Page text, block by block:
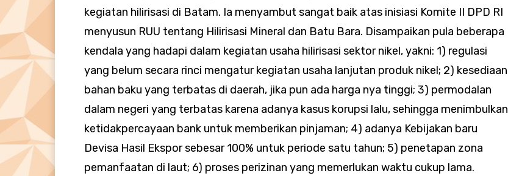
kegiatan hilirisasi di Batam. Ia menyambut sangat baik atas inisiasi Komite II DPD RI
menyusun RUU tentang Hilirisasi Mineral dan Batu Bara. Disampaikan pula beberapa
kendala yang hadapi dalam kegiatan usaha hilirisasi sektor nikel, yakni: 1) regulasi
yang belum secara rinci mengatur kegiatan usaha lanjutan produk nikel; 2) kesediaan
bahan baku yang terbatas di daerah, jika pun ada harga nya tinggi; 3) permodalan
dalam negeri yang terbatas karena adanya kasus korupsi lalu, sehingga menimbulkan
ketidakpercayaan bank untuk memberikan pinjaman; 4) adanya Kebijakan baru
Devisa Hasil Ekspor sebesar 100% untuk periode satu tahun; 5) penetapan zona
pemanfaatan di laut; 6) proses perizinan yang memerlukan waktu cukup lama.